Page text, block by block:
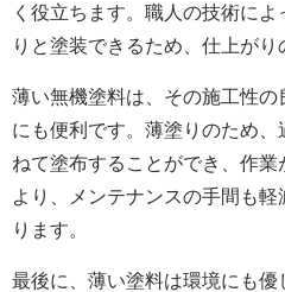
く役立ちます。職人の技術に
りと塗装できるため、仕上がり
薄い無機塗料は、その施工性
にも便利です。薄塗りのため
ねて塗布することができ、作
より、メンテナンスの手間も
ります。
最後に、薄い塗料は環境にも